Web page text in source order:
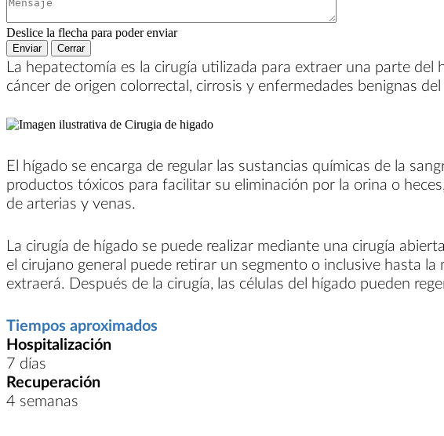
Deslice la flecha para poder enviar
Enviar Cerrar
La hepatectomía es la cirugía utilizada para extraer una parte
cáncer de origen colorrectal, cirrosis y enfermedades benignas del
El hígado se encarga de regular las sustancias químicas de la
productos tóxicos para facilitar su eliminación por la orina o
de arterias y venas.
La cirugía de hígado se puede realizar mediante una cirugía
el cirujano general puede retirar un segmento o inclusive hasta
extraerá. Después de la cirugía, las células del hígado pueden
Tiempos aproximados
Hospitalización
7 días
Recuperación
4 semanas